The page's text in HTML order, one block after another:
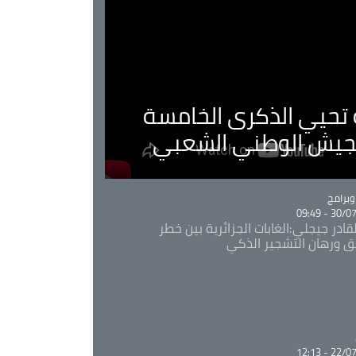
تحيي الذكرى الخامسة
الوطني الشعبي
30/07/
جيجلي:الغابات الجزائرية بين خطر
ورهان التشجير الذكي
22/07/